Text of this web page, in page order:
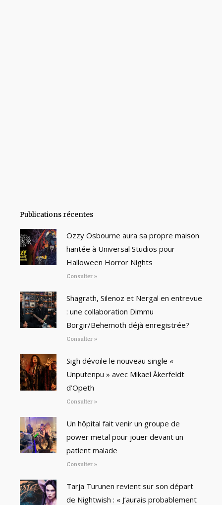
Publications récentes
Ozzy Osbourne aura sa propre maison
hantée à Universal Studios pour
Halloween Horror Nights
Consulter »
Shagrath, Silenoz et Nergal en entrevue
: une collaboration Dimmu
Borgir/Behemoth déjà enregistrée?
Consulter »
Sigh dévoile le nouveau single «
Unputenpu » avec Mikael Åkerfeldt
d’Opeth
Consulter »
Un hôpital fait venir un groupe de
power metal pour jouer devant un
patient malade
Consulter »
Tarja Turunen revient sur son départ
de Nightwish : « J’aurais probablement